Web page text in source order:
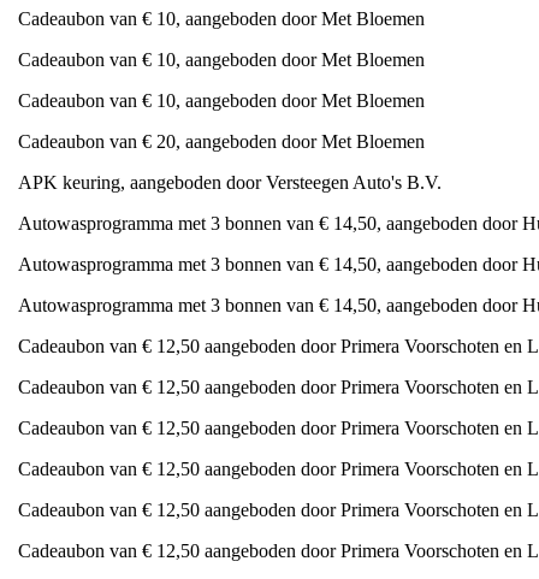
Cadeaubon van € 10, aangeboden door Met Bloemen
Cadeaubon van € 10, aangeboden door Met Bloemen
Cadeaubon van € 10, aangeboden door Met Bloemen
Cadeaubon van € 20, aangeboden door Met Bloemen
APK keuring, aangeboden door Versteegen Auto's B.V.
Autowasprogramma met 3 bonnen van € 14,50, aangeboden door
Autowasprogramma met 3 bonnen van € 14,50, aangeboden door
Autowasprogramma met 3 bonnen van € 14,50, aangeboden door
Cadeaubon van € 12,50 aangeboden door Primera Voorschoten en
Cadeaubon van € 12,50 aangeboden door Primera Voorschoten en
Cadeaubon van € 12,50 aangeboden door Primera Voorschoten en
Cadeaubon van € 12,50 aangeboden door Primera Voorschoten en
Cadeaubon van € 12,50 aangeboden door Primera Voorschoten en
Cadeaubon van € 12,50 aangeboden door Primera Voorschoten en